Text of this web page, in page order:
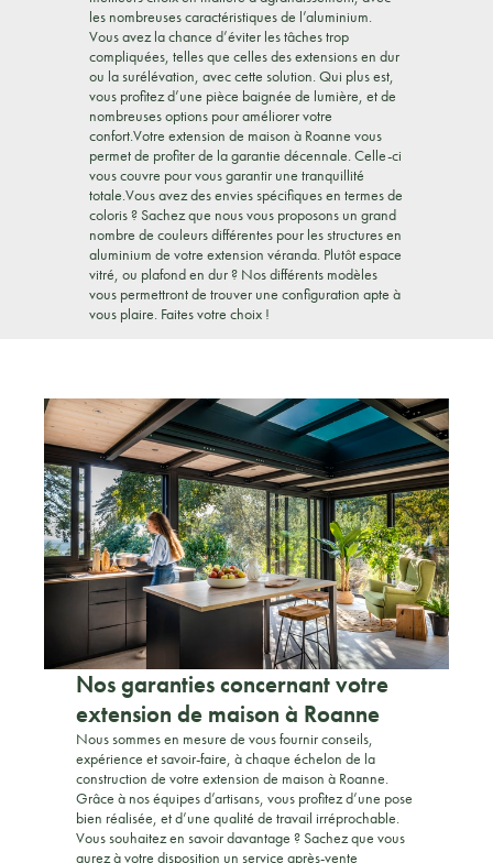
les nombreuses caractéristiques de l’aluminium.
Vous avez la chance d’éviter les tâches trop
compliquées, telles que celles des extensions en dur
ou la surélévation, avec cette solution. Qui plus est,
vous profitez d’une pièce baignée de lumière, et de
nombreuses options pour améliorer votre
confort.Votre extension de maison à Roanne vous
permet de profiter de la garantie décennale. Celle-ci
vous couvre pour vous garantir une tranquillité
totale.Vous avez des envies spécifiques en termes de
coloris ? Sachez que nous vous proposons un grand
nombre de couleurs différentes pour les structures en
aluminium de votre extension véranda. Plutôt espace
vitré, ou plafond en dur ? Nos différents modèles
vous permettront de trouver une configuration apte à
vous plaire. Faites votre choix !
Nos garanties concernant votre
extension de maison à Roanne
Nous sommes en mesure de vous fournir conseils,
expérience et savoir-faire, à chaque échelon de la
construction de votre extension de maison à Roanne.
Grâce à nos équipes d’artisans, vous profitez d’une pose
bien réalisée, et d’une qualité de travail irréprochable.
Vous souhaitez en savoir davantage ? Sachez que vous
aurez à votre disposition un service après-vente